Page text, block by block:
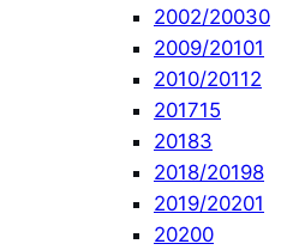
2002/20030
2009/20101
2010/20112
201715
20183
2018/20198
2019/20201
20200